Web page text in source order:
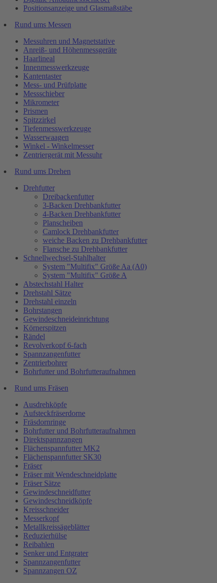
Positionsanzeige und Glasmaßstäbe
Rund ums Messen
Messuhren und Magnetstative
Anreiß- und Höhenmessgeräte
Haarlineal
Innenmesswerkzeuge
Kantentaster
Mess- und Prüfplatte
Messschieber
Mikrometer
Prismen
Spitzzirkel
Tiefenmesswerkzeuge
Wasserwaagen
Winkel - Winkelmesser
Zentriergerät mit Messuhr
Rund ums Drehen
Drehfutter
Dreibackenfutter
3-Backen Drehbankfutter
4-Backen Drehbankfutter
Planscheiben
Camlock Drehbankfutter
weiche Backen zu Drehbankfutter
Flansche zu Drehbankfutter
Schnellwechsel-Stahlhalter
System "Multifix" Größe Aa (A0)
System "Multifix" Größe A
Abstechstahl Halter
Drehstahl Sätze
Drehstahl einzeln
Bohrstangen
Gewindeschneideinrichtung
Körnerspitzen
Rändel
Revolverkopf 6-fach
Spannzangenfutter
Zentrierbohrer
Bohrfutter und Bohrfutteraufnahmen
Rund ums Fräsen
Ausdrehköpfe
Aufsteckfräserdorne
Fräsdornringe
Bohrfutter und Bohrfutteraufnahmen
Direktspannzangen
Flächenspannfutter MK2
Flächenspannfutter SK30
Fräser
Fräser mit Wendeschneidplatte
Fräser Sätze
Gewindeschneidfutter
Gewindeschneidköpfe
Kreisschneider
Messerkopf
Metallkreissägeblätter
Reduzierhülse
Reibahlen
Senker und Entgrater
Spannzangenfutter
Spannzangen OZ